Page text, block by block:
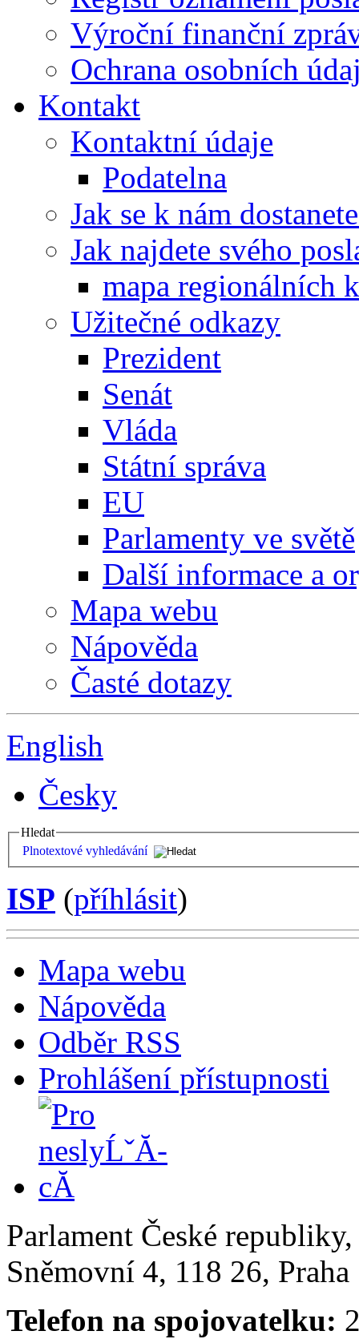
Výroční finanční
Ochrana osobních
Kontakt
Kontaktní údaje
Podatelna
Jak se k nám
Jak najdete svého
mapa regionálních
Užitečné odkazy
Prezident
Senát
Vláda
Státní správa
EU
Parlamenty ve světě
Další informace a
Mapa webu
Nápověda
Časté dotazy
English
Česky
Hledat
Plnotextové vyhledávání
ISP (příhlásit)
Mapa webu
Nápověda
Odběr RSS
Prohlášení přístupnosti
Parlament České
Sněmovní 4, 118 26,
Telefon na spojovatelku: